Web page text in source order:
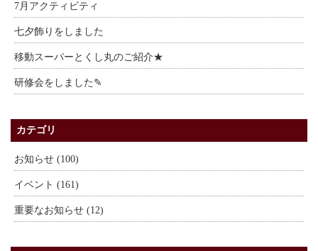
7月アクティビティ
七夕飾りをしました
移動スーパーとくし丸のご紹介★
研修会をしました✎
カテゴリ
お知らせ (100)
イベント (161)
重要なお知らせ (12)